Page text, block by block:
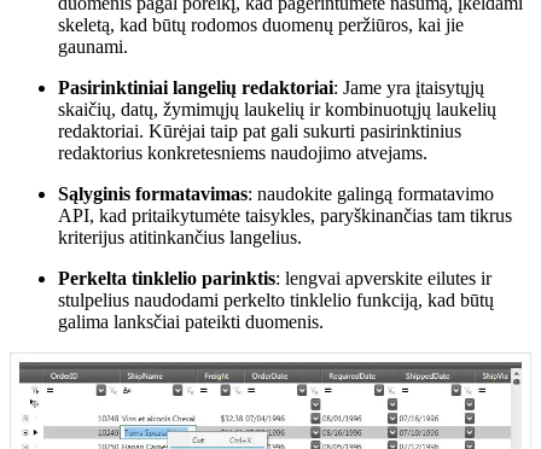
skeletą, kad būtų rodomos duomenų peržiūros, kai jie
gaunami.
Pasirinktiniai langelių redaktoriai: Jame yra įtaisytųjų
skaičių, datų, žymimųjų laukelių ir kombinuotųjų laukelių
redaktoriai. Kūrėjai taip pat gali sukurti pasirinktinius
redaktorius konkretesniems naudojimo atvejams.
Sąlyginis formatavimas: naudokite galingą formatavimo
API, kad pritaikytumėte taisykles, paryškinančias tam tikrus
kriterijus atitinkančius langelius.
Perkelta tinklelio parinktis: lengvai apverskite eilutes ir
stulpelius naudodami perkelto tinklelio funkciją, kad būtų
galima lanksčiai pateikti duomenis.